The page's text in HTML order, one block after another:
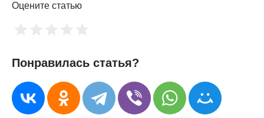
Оцените статью
Понравилась статья?